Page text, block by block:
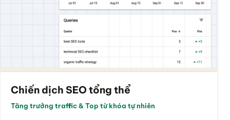
Chiến dịch SEO tổng thể
Tăng trưởng traffic & Top từ khóa tự nhiên